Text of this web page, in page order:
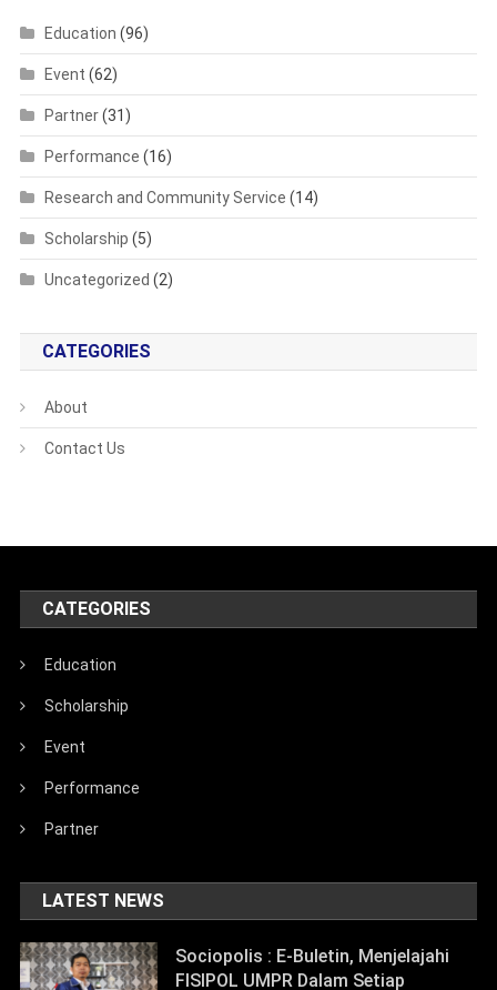
Education (96)
Event (62)
Partner(31)
Performance (16)
Research and Community Service (14)
Scholarship (5)
Uncategorized (2)
CATEGORIES
About
Contact Us
CATEGORIES
Education
Scholarship
Event
Performance
Partner
LATEST NEWS
Sociopolis : E-Buletin, Menjelajahi
FISIPOL UMPR Dalam Setiap